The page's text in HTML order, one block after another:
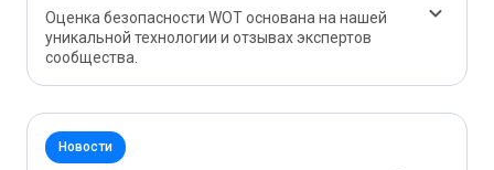
Оценка безопасности WOT основана на нашей
уникальной технологии и отзывах экспертов
сообщества.
Новости